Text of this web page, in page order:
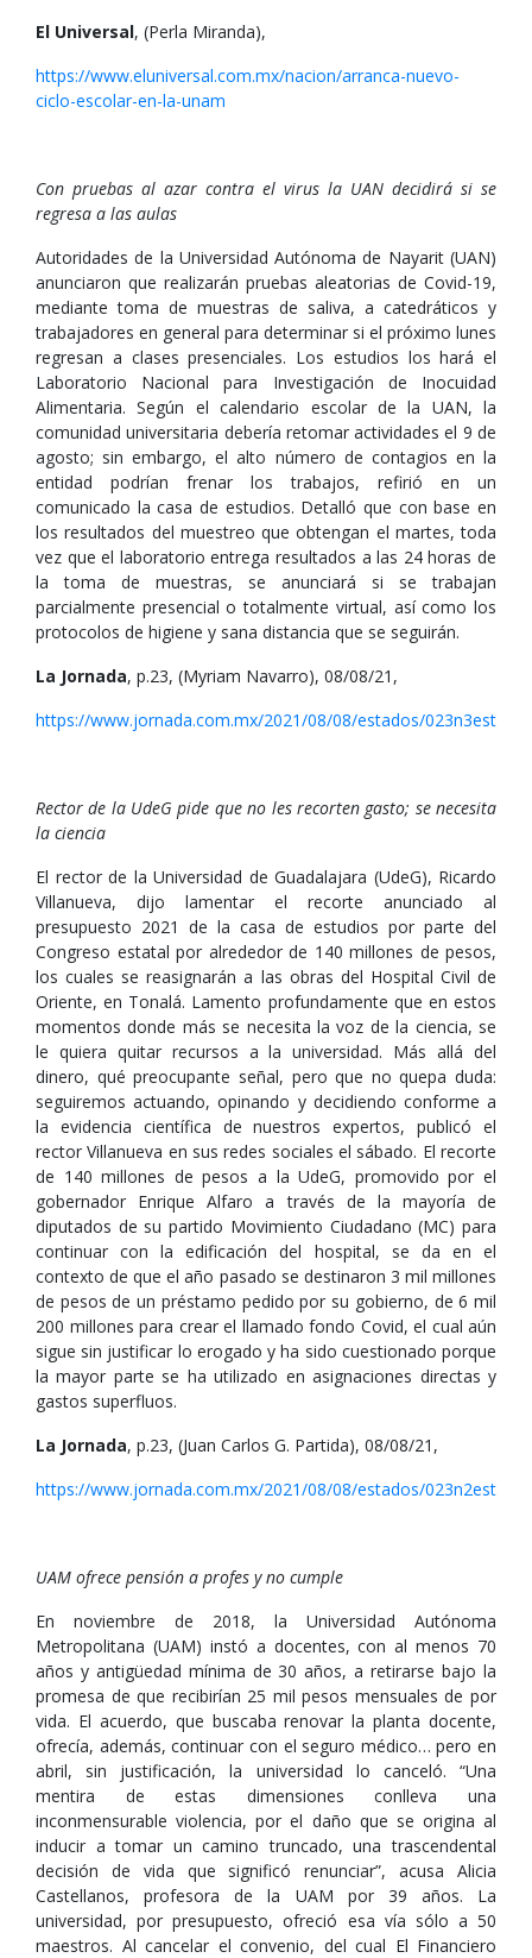
El Universal, (Perla Miranda),
https://www.eluniversal.com.mx/nacion/arranca-nuevo-
ciclo-escolar-en-la-unam
Con pruebas al azar contra el virus la UAN decidirá si se
regresa a las aulas
Autoridades de la Universidad Autónoma de Nayarit (UAN)
anunciaron que realizarán pruebas aleatorias de Covid-19,
mediante toma de muestras de saliva, a catedráticos y
trabajadores en general para determinar si el próximo lunes
regresan a clases presenciales. Los estudios los hará el
Laboratorio Nacional para Investigación de Inocuidad
Alimentaria. Según el calendario escolar de la UAN, la
comunidad universitaria debería retomar actividades el 9 de
agosto; sin embargo, el alto número de contagios en la
entidad podrían frenar los trabajos, refirió en un
comunicado la casa de estudios. Detalló que con base en
los resultados del muestreo que obtengan el martes, toda
vez que el laboratorio entrega resultados a las 24 horas de
la toma de muestras, se anunciará si se trabajan
parcialmente presencial o totalmente virtual, así como los
protocolos de higiene y sana distancia que se seguirán.
La Jornada, p.23, (Myriam Navarro), 08/08/21,
https://www.jornada.com.mx/2021/08/08/estados/023n3est
Rector de la UdeG pide que no les recorten gasto; se necesita
la ciencia
El rector de la Universidad de Guadalajara (UdeG), Ricardo
Villanueva, dijo lamentar el recorte anunciado al
presupuesto 2021 de la casa de estudios por parte del
Congreso estatal por alrededor de 140 millones de pesos,
los cuales se reasignarán a las obras del Hospital Civil de
Oriente, en Tonalá. Lamento profundamente que en estos
momentos donde más se necesita la voz de la ciencia, se
le quiera quitar recursos a la universidad. Más allá del
dinero, qué preocupante señal, pero que no quepa duda:
seguiremos actuando, opinando y decidiendo conforme a
la evidencia científica de nuestros expertos, publicó el
rector Villanueva en sus redes sociales el sábado. El recorte
de 140 millones de pesos a la UdeG, promovido por el
gobernador Enrique Alfaro a través de la mayoría de
diputados de su partido Movimiento Ciudadano (MC) para
continuar con la edificación del hospital, se da en el
contexto de que el año pasado se destinaron 3 mil millones
de pesos de un préstamo pedido por su gobierno, de 6 mil
200 millones para crear el llamado fondo Covid, el cual aún
sigue sin justificar lo erogado y ha sido cuestionado porque
la mayor parte se ha utilizado en asignaciones directas y
gastos superfluos.
La Jornada, p.23, (Juan Carlos G. Partida), 08/08/21,
https://www.jornada.com.mx/2021/08/08/estados/023n2est
UAM ofrece pensión a profes y no cumple
En noviembre de 2018, la Universidad Autónoma
Metropolitana (UAM) instó a docentes, con al menos 70
años y antigüedad mínima de 30 años, a retirarse bajo la
promesa de que recibirían 25 mil pesos mensuales de por
vida. El acuerdo, que buscaba renovar la planta docente,
ofrecía, además, continuar con el seguro médico… pero en
abril, sin justificación, la universidad lo canceló. “Una
mentira de estas dimensiones conlleva una
inconmensurable violencia, por el daño que se origina al
inducir a tomar un camino truncado, una trascendental
decisión de vida que significó renunciar”, acusa Alicia
Castellanos, profesora de la UAM por 39 años. La
universidad, por presupuesto, ofreció esa vía sólo a 50
maestros. Al cancelar el convenio, del cual El Financiero